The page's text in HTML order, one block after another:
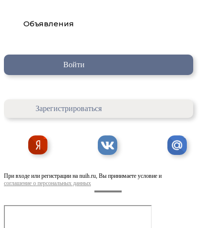
Объявления
Войти
Зарегистрироваться
При входе или регистрации на nuih.ru, Вы принимаете условие и
соглашение о персональных данных